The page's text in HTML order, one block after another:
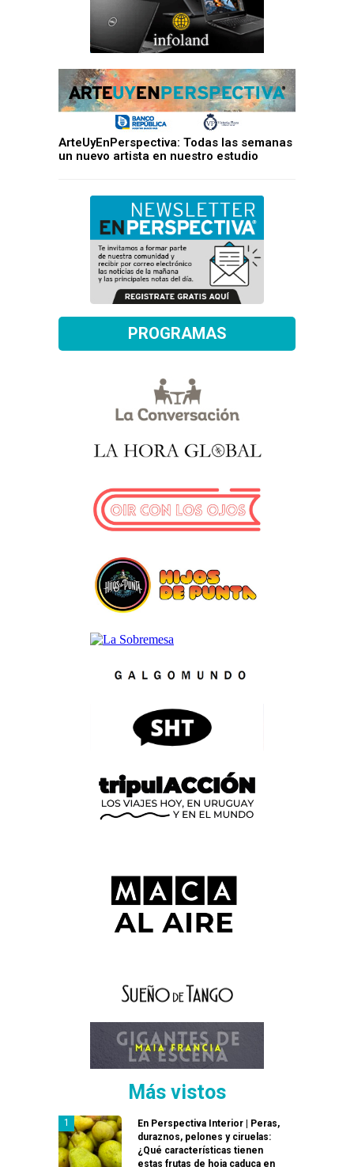
ArteUyEnPerspectiva: Todas las semanas
un nuevo artista en nuestro estudio
PROGRAMAS
Más vistos
En Perspectiva Interior | Peras,
duraznos, pelones y ciruelas:
¿Qué características tienen
estas frutas de hoja caduca en